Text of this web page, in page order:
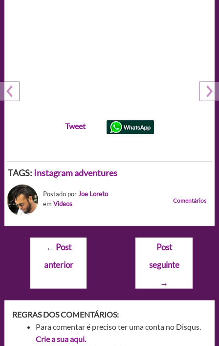
Tweet
TAGS: Instagram adventures
Postado porJoe Loreto
em Videos Comentários
Navegação
Post
← Post
anterior
Post
seguinte
→
REGRAS DOS COMENTÁRIOS:
Para comentar é preciso ter uma conta no Disqus.
Crie a sua aqui.